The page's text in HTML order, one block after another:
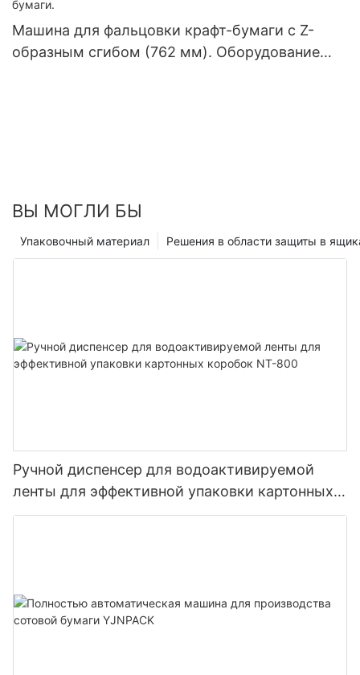
Машина для фальцовки крафт-бумаги с Z-
образным сгибом (762 мм). Оборудование
ВЫ МОГЛИ БЫ
Решения в области защиты в
Упаковочный материал
Ручной диспенсер для водоактивируемой
ленты для эффективной упаковки картонных
коробок NT-800